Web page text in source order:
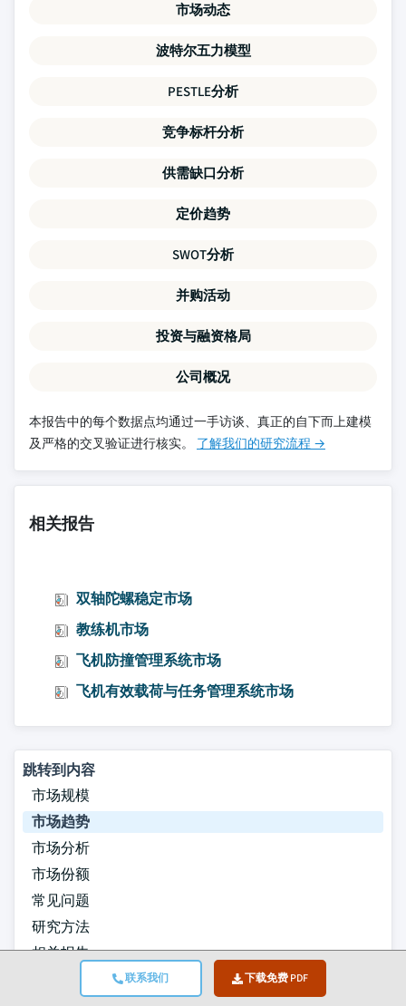
联系我们 下载免费 PDF
市场动态
波特尔五力模型
PESTLE分析
竞争标杆分析
供需缺口分析
定价趋势
SWOT分析
并购活动
投资与融资格局
公司概况
本报告中的每个数据点均通过一手访谈、真正的自下而上建模
及严格的交叉验证进行核实。 了解我们的研究流程 →
相关报告
双轴陀螺稳定市场
教练机市场
飞机防撞管理系统市场
飞机有效载荷与任务管理系统市场
跳转到内容
市场规模
市场趋势
市场分析
市场份额
常见问题
研究方法
相关报告
下载免费 PDF